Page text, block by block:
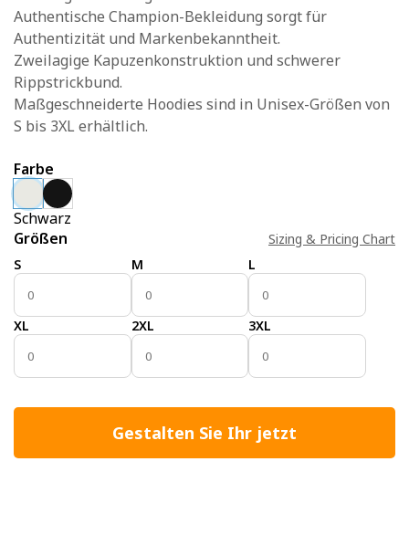
Authentische Champion-Bekleidung sorgt für
Authentizität und Markenbekanntheit.
Zweilagige Kapuzenkonstruktion und schwerer
Rippstrickbund.
Maßgeschneiderte Hoodies sind in Unisex-Größen von
S bis 3XL erhältlich.
Farbe
Schwarz
Größen
Sizing & Pricing Chart
S
M L
XL 2XL 3XL
Gestalten Sie Ihr jetzt